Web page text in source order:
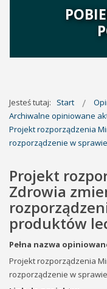
Jesteś tutaj: Start
Archiwalne opiniowane
Projekt rozporządzenia
rozporządzenie w
Projekt
Zdrowia
produktów
Pełna nazwa
Projekt rozporządzenia
rozporządzenie w